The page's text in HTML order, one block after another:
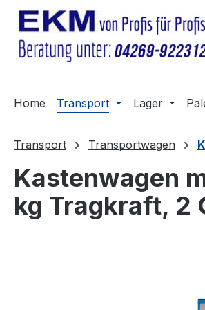
Hauptinhalt springen
Zur Suche springen
Zur Hauptnavigation springen
Home Transport Lager
Transport Transportwagen
Kastenwagen
kg Tragkraft, 2